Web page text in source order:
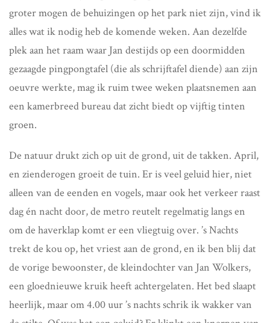
groter mogen de behuizingen op het park niet zijn, vind ik
alles wat ik nodig heb de komende weken. Aan dezelfde
plek aan het raam waar Jan destijds op een doormidden
gezaagde pingpongtafel (die als schrijftafel diende) aan zijn
oeuvre werkte, mag ik ruim twee weken plaatsnemen aan
een kamerbreed bureau dat zicht biedt op vijftig tinten
groen.
De natuur drukt zich op uit de grond, uit de takken. April,
en zienderogen groeit de tuin. Er is veel geluid hier, niet
alleen van de eenden en vogels, maar ook het verkeer raast
dag én nacht door, de metro reutelt regelmatig langs en
om de haverklap komt er een vliegtuig over. ’s Nachts
trekt de kou op, het vriest aan de grond, en ik ben blij dat
de vorige bewoonster, de kleindochter van Jan Wolkers,
een gloednieuwe kruik heeft achtergelaten. Het bed slaapt
heerlijk, maar om 4.00 uur ’s nachts schrik ik wakker van